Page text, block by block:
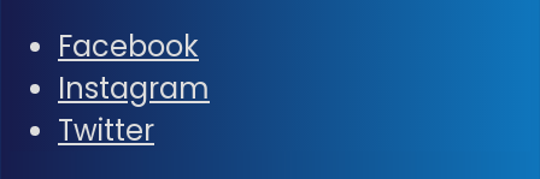
Facebook
Instagram
Twitter